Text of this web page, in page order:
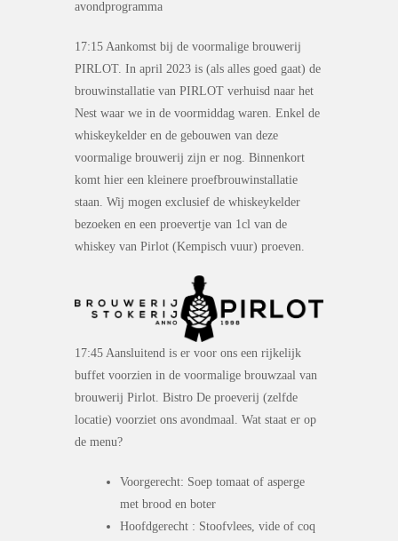
avondprogramma
17:15 Aankomst bij de voormalige brouwerij
PIRLOT. In april 2023 is (als alles goed gaat) de
brouwinstallatie van PIRLOT verhuisd naar het
Nest waar we in de voormiddag waren. Enkel de
whiskeykelder en de gebouwen van deze
voormalige brouwerij zijn er nog. Binnenkort
komt hier een kleinere proefbrouwinstallatie
staan. Wij mogen exclusief de whiskeykelder
bezoeken en een proevertje van 1cl van de
whiskey van Pirlot (Kempisch vuur) proeven.
17:45 Aansluitend is er voor ons een rijkelijk
buffet voorzien in de voormalige brouwzaal van
brouwerij Pirlot. Bistro De proeverij (zelfde
locatie) voorziet ons avondmaal. Wat staat er op
de menu?
Voorgerecht: Soep tomaat of asperge
met brood en boter
Hoofdgerecht : Stoofvlees, vide of coq